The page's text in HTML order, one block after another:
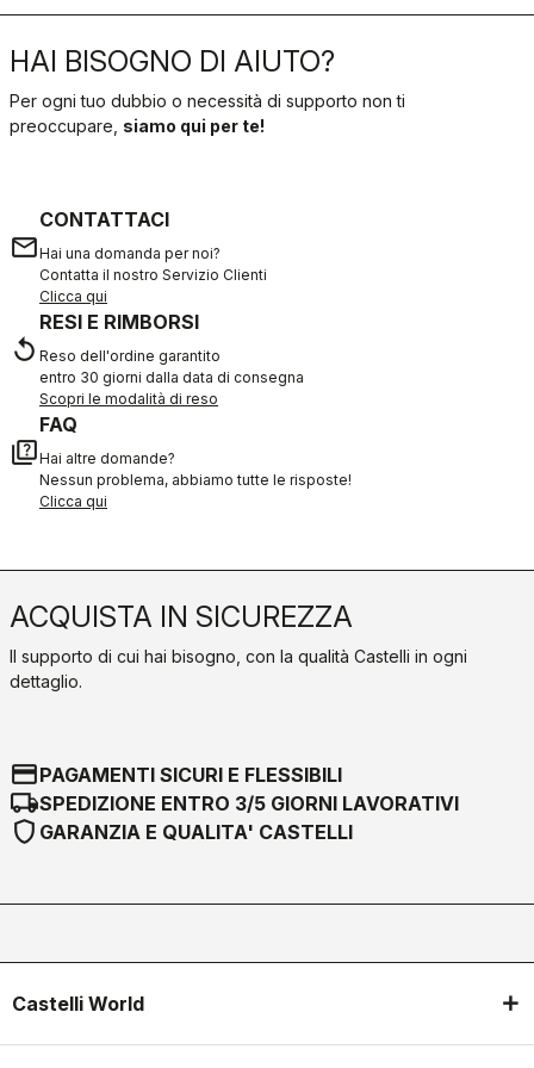
HAI BISOGNO DI AIUTO?
Per ogni tuo dubbio o necessità di supporto non ti
preoccupare, siamo qui per te!
email
CONTATTACI
Hai una domanda per noi?
Contatta il nostro Servizio Clienti
Clicca qui
replay
RESI E RIMBORSI
Reso dell'ordine garantito
entro 30 giorni dalla data di consegna
Scopri le modalità di reso
quiz
FAQ
Hai altre domande?
Nessun problema, abbiamo tutte le risposte!
Clicca qui
ACQUISTA IN SICUREZZA
Il supporto di cui hai bisogno, con la qualità Castelli in ogni
dettaglio.
credit_cardPAGAMENTI SICURI E FLESSIBILI
local_shippingSPEDIZIONE ENTRO 3/5 GIORNI LAVORATIVI
shield GARANZIA E QUALITA' CASTELLI
Castelli World